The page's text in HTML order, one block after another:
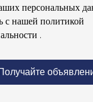
персональных
с нашей политикой
.